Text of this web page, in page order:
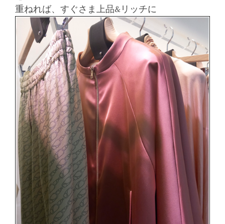
重ねれば、すぐさま上品&リッチに